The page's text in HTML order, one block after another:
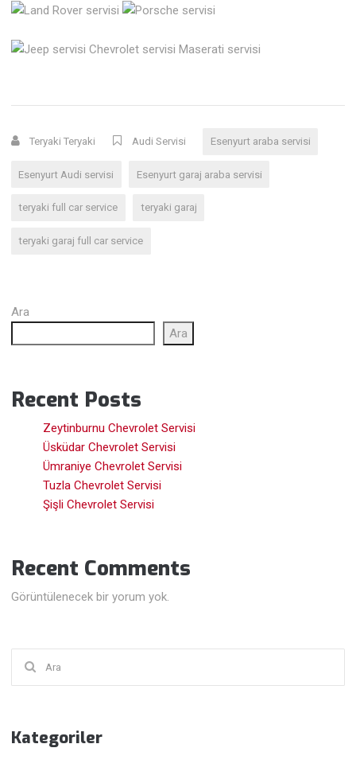
Teryaki Teryaki Audi Servisi Esenyurt araba servisi
Esenyurt Audi servisi Esenyurt garaj araba servisi
teryaki full car service teryaki garaj
teryaki garaj full car service
Ara
Ara
Recent Posts
Zeytinburnu Chevrolet Servisi
Üsküdar Chevrolet Servisi
Ümraniye Chevrolet Servisi
Tuzla Chevrolet Servisi
Şişli Chevrolet Servisi
Recent Comments
Görüntülenecek bir yorum yok.
Kategoriler